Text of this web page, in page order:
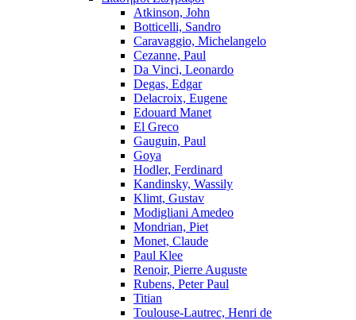
Atkinson, John
Botticelli, Sandro
Caravaggio, Michelangelo
Cezanne, Paul
Da Vinci, Leonardo
Degas, Edgar
Delacroix, Eugene
Edouard Manet
El Greco
Gauguin, Paul
Goya
Hodler, Ferdinard
Kandinsky, Wassily
Klimt, Gustav
Modigliani Amedeo
Mondrian, Piet
Monet, Claude
Paul Klee
Renoir, Pierre Auguste
Rubens, Peter Paul
Titian
Toulouse-Lautrec, Henri de